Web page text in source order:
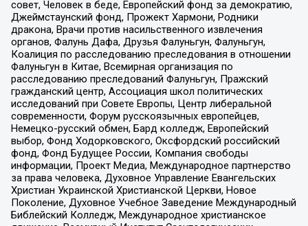
совет, Человек в беде, Европейский фонд за демократию,
Джеймстаунский фонд, Прожект Хармони, Родники
дракона, Врачи против насильственного извлечения
органов, Фалунь Дафа, Друзья Фалуньгун, Фалуньгун,
Коалиция по расследованию преследования в отношении
Фалуньгун в Китае, Всемирная организация по
расследованию преследований Фалуньгун, Пражский
гражданский центр, Ассоциация школ политических
исследований при Совете Европы, Центр либеральной
современности, Форум русскоязычных европейцев,
Немецко-русский обмен, Бард колледж, Европейский
выбор, Фонд Ходорковского, Оксфордский российский
фонд, Фонд Будущее России, Компания свободы
информации, Проект Медиа, Международное партнерство
за права человека, Духовное Управление Евангельских
Христиан Украинской Христианской Церкви, Новое
Поколение, Духовное Учебное Заведение Международный
Библейский Колледж, Международное христианское